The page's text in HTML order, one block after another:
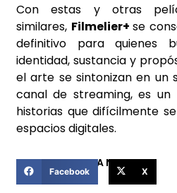
Con estas y otras
similares, Filmelier+ se
definitivo para quienes
identidad, sustancia y
el arte se sintonizan en un
canal de streaming, es un
historias que difícilmente
espacios digitales.
COMPARTIR ESTA NOTICIA
Facebook X